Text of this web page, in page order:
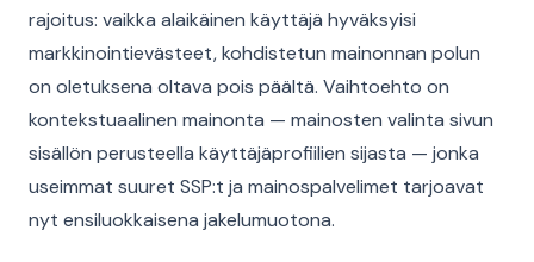
rajoitus: vaikka alaikäinen käyttäjä hyväksyisi
markkinointievästeet, kohdistetun mainonnan polun
on oletuksena oltava pois päältä. Vaihtoehto on
kontekstuaalinen mainonta — mainosten valinta sivun
sisällön perusteella käyttäjäprofiilien sijasta — jonka
useimmat suuret SSP:t ja mainospalvelimet tarjoavat
nyt ensiluokkaisena jakelumuotona.